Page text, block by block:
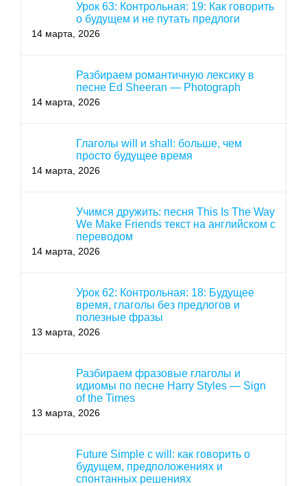
Урок 63: Контрольная: 19: Как говорить
о будущем и не путать предлоги
14 марта, 2026
Разбираем романтичную лексику в
песне Ed Sheeran — Photograph
14 марта, 2026
Глаголы will и shall: больше, чем
просто будущее время
14 марта, 2026
Учимся дружить: песня This Is The Way
We Make Friends текст на английском с
переводом
14 марта, 2026
Урок 62: Контрольная: 18: Будущее
время, глаголы без предлогов и
полезные фразы
13 марта, 2026
Разбираем фразовые глаголы и
идиомы по песне Harry Styles — Sign
of the Times
13 марта, 2026
Future Simple с will: как говорить о
будущем, предположениях и
спонтанных решениях